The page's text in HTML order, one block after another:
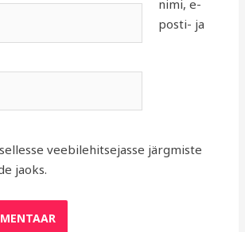
nimi, e-
posti- ja
veebilehitsejasse järgmiste
jaoks.